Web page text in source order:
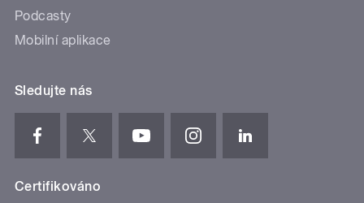
Podcasty
Mobilní aplikace
Sledujte nás
Certifikováno